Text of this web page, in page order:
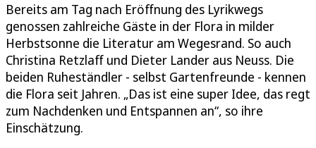
Bereits am Tag nach Eröffnung des Lyrikwegs
genossen zahlreiche Gäste in der Flora in milder
Herbstsonne die Literatur am Wegesrand. So auch
Christina Retzlaff und Dieter Lander aus Neuss. Die
beiden Ruheständler - selbst Gartenfreunde - kennen
die Flora seit Jahren. „Das ist eine super Idee, das regt
zum Nachdenken und Entspannen an“, so ihre
Einschätzung.